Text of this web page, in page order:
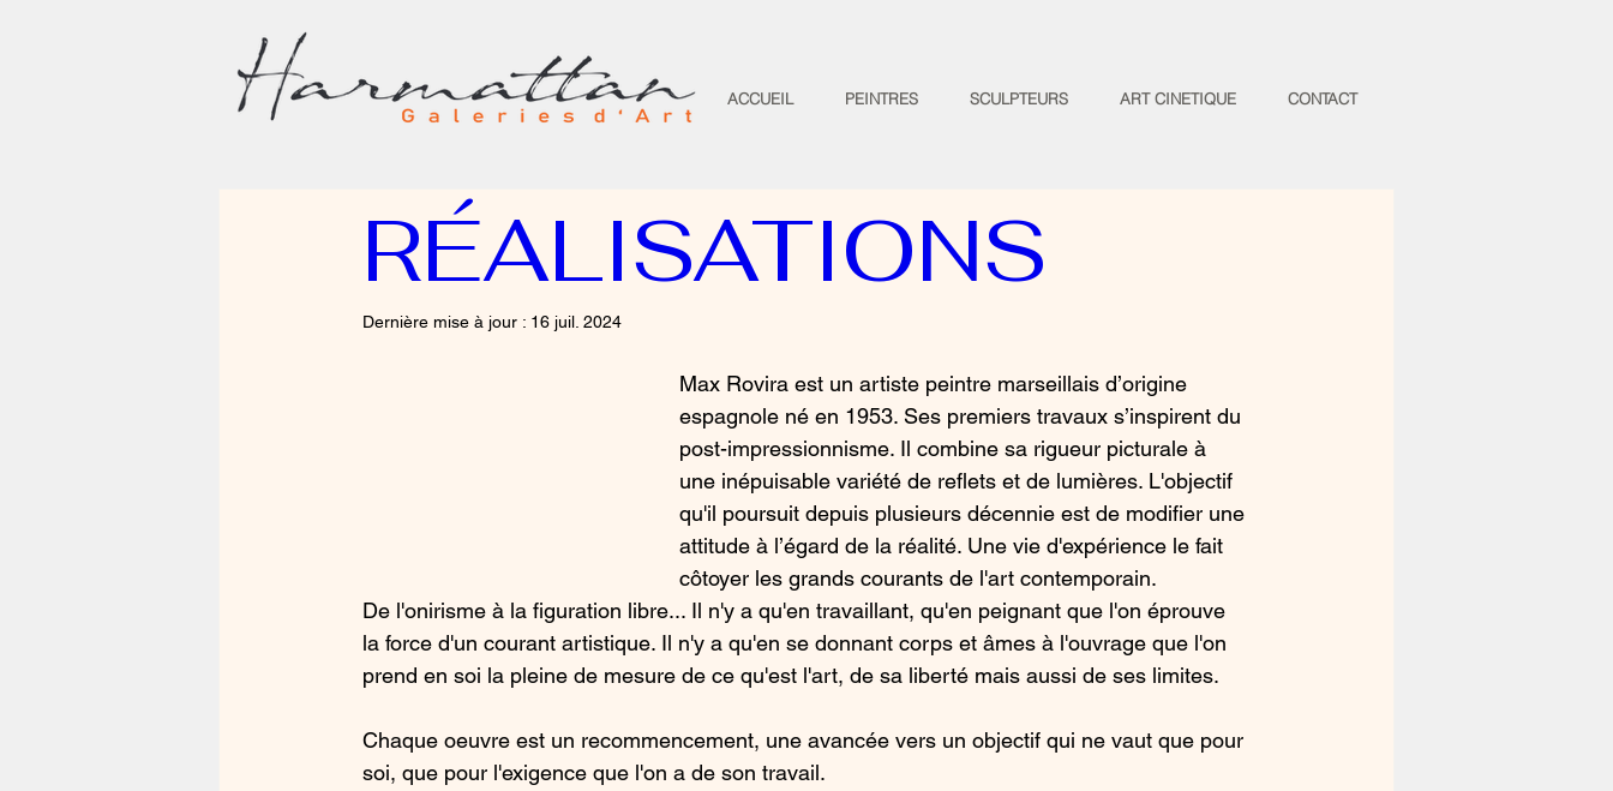
ACCUEIL PEINTRES SCULPTEURS ART CINETIQUE CONTACT
RÉALISATIONS
Dernière mise à jour : 16 juil. 2024
Max Rovira est un artiste peintre marseillais d’origine
espagnole né en 1953. Ses premiers travaux s’inspirent du
post-impressionnisme. Il combine sa rigueur picturale à
une inépuisable variété de reflets et de lumières. L'objectif
qu'il poursuit depuis plusieurs décennie est de modifier une
attitude à l’égard de la réalité. Une vie d'expérience le fait
côtoyer les grands courants de l'art contemporain.
De l'onirisme à la figuration libre... Il n'y a qu'en travaillant, qu'en peignant que l'on éprouve
la force d'un courant artistique. Il n'y a qu'en se donnant corps et âmes à l'ouvrage que l'on
prend en soi la pleine de mesure de ce qu'est l'art, de sa liberté mais aussi de ses limites.
Chaque oeuvre est un recommencement, une avancée vers un objectif qui ne vaut que pour
soi, que pour l'exigence que l'on a de son travail.